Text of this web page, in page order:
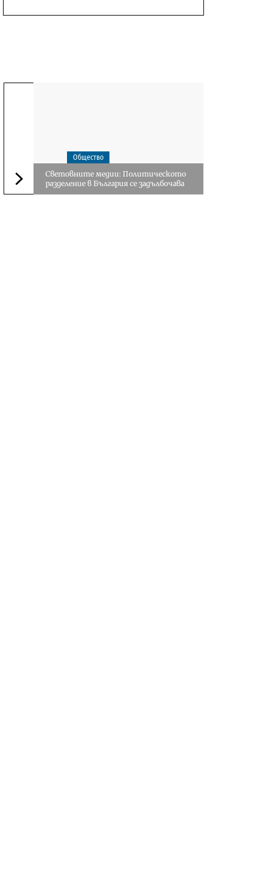
Следваща новина
Общество
Световните медии: Политическото
разделение в България се задълбочава